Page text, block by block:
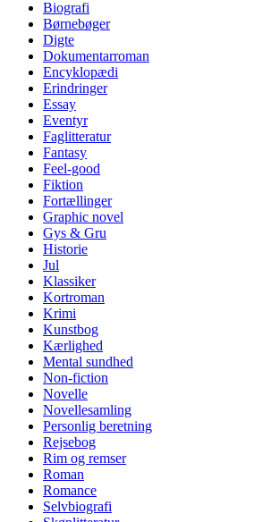
Biografi
Børnebøger
Digte
Dokumentarroman
Encyklopædi
Erindringer
Essay
Eventyr
Faglitteratur
Fantasy
Feel-good
Fiktion
Fortællinger
Graphic novel
Gys & Gru
Historie
Jul
Klassiker
Kortroman
Krimi
Kunstbog
Kærlighed
Mental sundhed
Non-fiction
Novelle
Novellesamling
Personlig beretning
Rejsebog
Rim og remser
Roman
Romance
Selvbiografi